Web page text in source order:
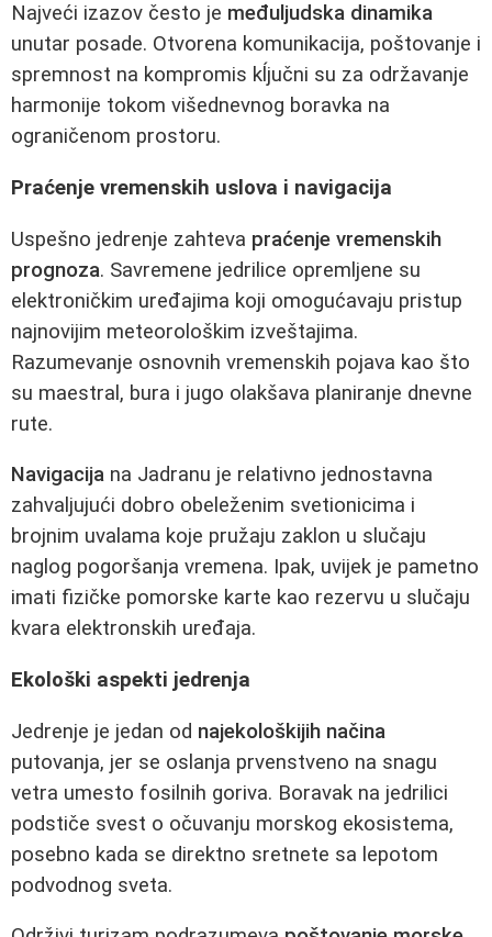
Najveći izazov često je međuljudska dinamika
unutar posade. Otvorena komunikacija, poštovanje i
spremnost na kompromis kĺjučni su za održavanje
harmonije tokom višednevnog boravka na
ograničenom prostoru.
Praćenje vremenskih uslova i navigacija
Uspešno jedrenje zahteva praćenje vremenskih
prognoza. Savremene jedrilice opremljene su
elektroničkim uređajima koji omogućavaju pristup
najnovijim meteorološkim izveštajima.
Razumevanje osnovnih vremenskih pojava kao što
su maestral, bura i jugo olakšava planiranje dnevne
rute.
Navigacija na Jadranu je relativno jednostavna
zahvaljujući dobro obeleženim svetionicima i
brojnim uvalama koje pružaju zaklon u slučaju
naglog pogoršanja vremena. Ipak, uvijek je pametno
imati fizičke pomorske karte kao rezervu u slučaju
kvara elektronskih uređaja.
Ekološki aspekti jedrenja
Jedrenje je jedan od najekološkijih načina
putovanja, jer se oslanja prvenstveno na snagu
vetra umesto fosilnih goriva. Boravak na jedrilici
podstiče svest o očuvanju morskog ekosistema,
posebno kada se direktno sretnete sa lepotom
podvodnog sveta.